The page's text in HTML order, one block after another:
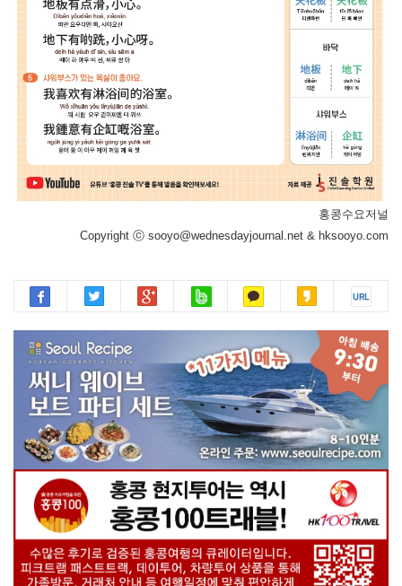
홍콩수요저널
Copyright ⓒ sooyo@wednesdayjournal.net & hksooyo.com